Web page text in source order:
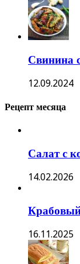
Свинина
12.09.2024
Рецепт месяца
Салат с
14.02.2026
16.11.2025